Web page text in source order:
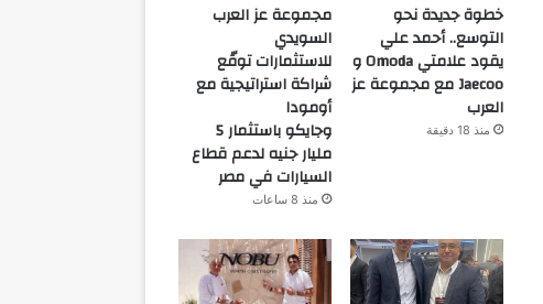
خطوة جديدة نحو
التوسع.. أحمد علي
يقود علامتي Omoda و
Jaecoo مع مجموعة عز
العرب
منذ 18 دقيقة
مجموعة عز العرب
السويدي
للاستثمارات توقّع
شراكة استراتيجية مع
أومودا
وجايكو باستثمار 5
مليار جنيه لدعم قطاع
السيارات في مصر
منذ 8 ساعات